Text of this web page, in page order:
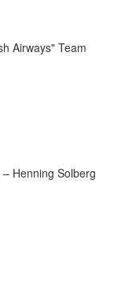
Airways" Team
Henning Solberg